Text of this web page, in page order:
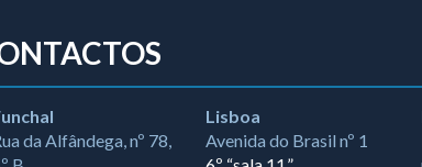
da Alfândega, nº 78,
Lisboa
Avenida do Brasil nº 1